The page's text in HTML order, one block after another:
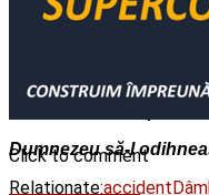
respectul pentru cel
Dumnezeu să-l
Relationate:accident
Click to comment